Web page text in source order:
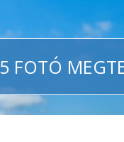
5 FOTÓ